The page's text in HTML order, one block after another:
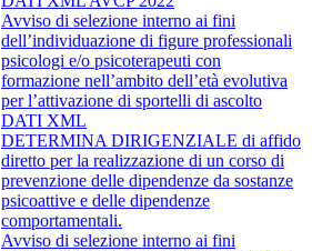
Avviso di selezione interno ai fini
dell’individuazione di figure professionali
psicologi e/o psicoterapeuti con
formazione nell’ambito dell’età evolutiva
per l’attivazione di sportelli di ascolto
DATI XML
DETERMINA DIRIGENZIALE di affido
diretto per la realizzazione di un corso di
prevenzione delle dipendenze da sostanze
psicoattive e delle dipendenze
comportamentali.
Avviso di selezione interno ai fini